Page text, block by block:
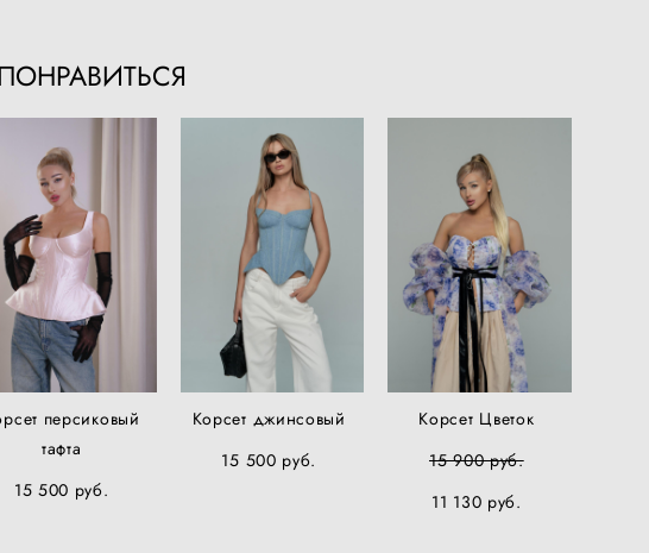
персиковый
тафта
15 500 pуб.
Корсет джинсовый
15 500 pуб.
Корсет Цветок
15 900 pуб.
11 130 pуб.